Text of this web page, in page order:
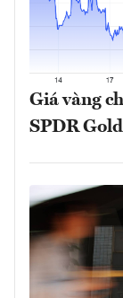
Giá vàng
SPDR